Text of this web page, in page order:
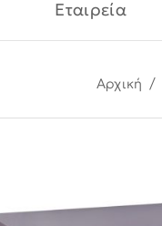
Εταιρεία
Αρχική /